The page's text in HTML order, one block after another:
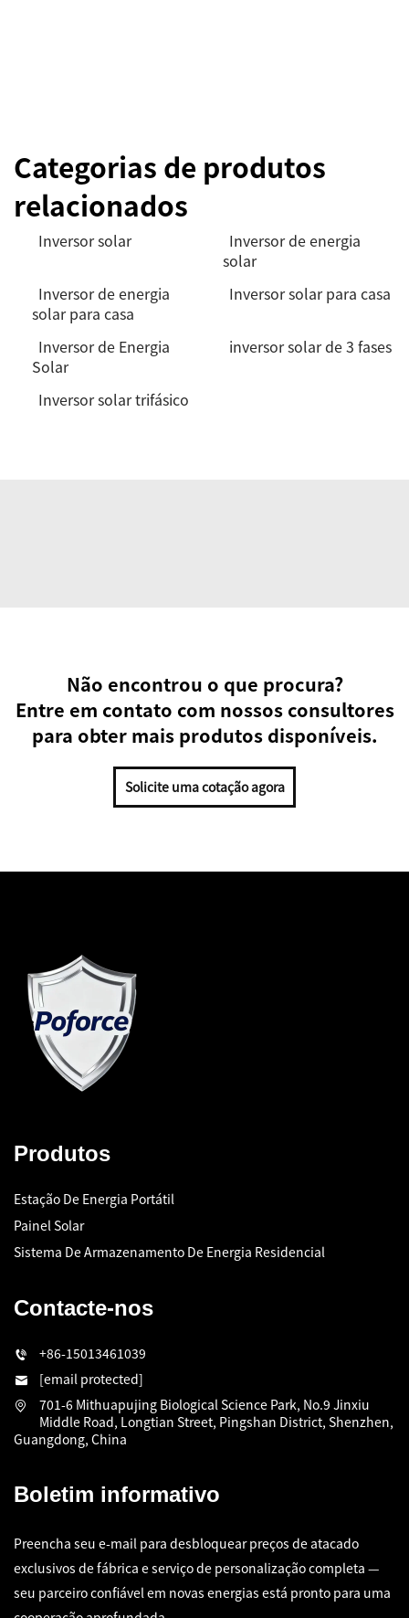
Categorias de produtos
relacionados
Inversor solar
Inversor de energia
solar
Inversor de energia
solar para casa
Inversor solar para casa
Inversor de Energia
Solar
inversor solar de 3 fases
Inversor solar trifásico
Não encontrou o que procura?
Entre em contato com nossos consultores
para obter mais produtos disponíveis.
Solicite uma cotação agora
Produtos
Estação De Energia Portátil
Painel Solar
Sistema De Armazenamento De Energia Residencial
Contacte-nos
+86-15013461039
[email protected]
701-6 Mithuapujing Biological Science Park, No.9 Jinxiu
Middle Road, Longtian Street, Pingshan District, Shenzhen,
Guangdong, China
Boletim informativo
Preencha seu e-mail para desbloquear preços de atacado
exclusivos de fábrica e serviço de personalização completa —
seu parceiro confiável em novas energias está pronto para uma